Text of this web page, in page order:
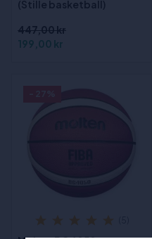
(Stille basketball)
447,00 kr
199,00 kr